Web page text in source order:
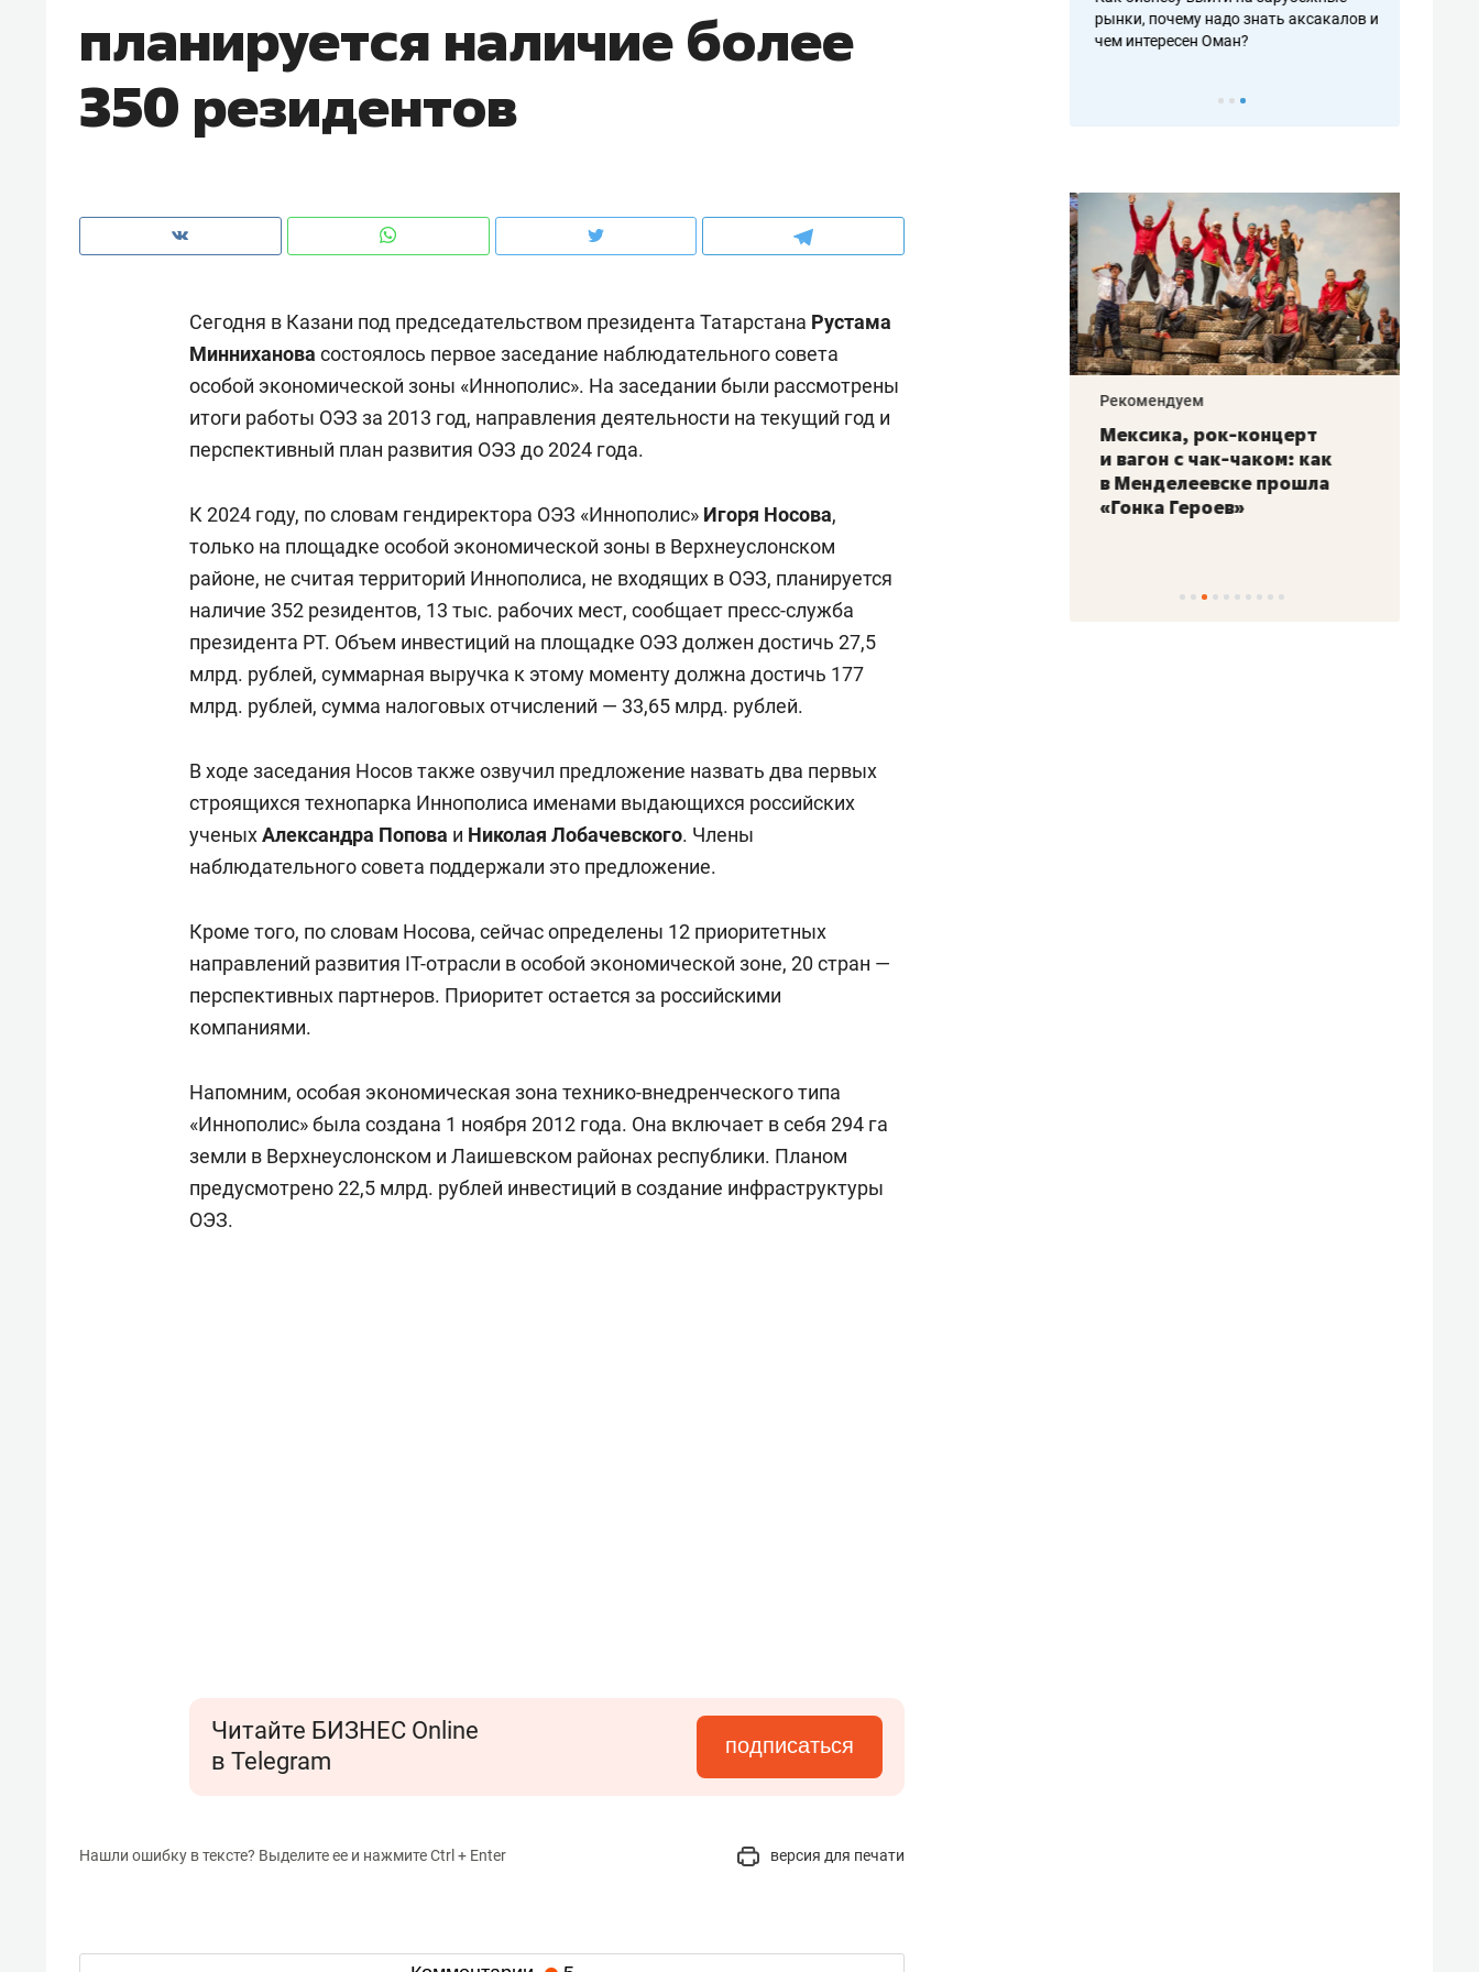
планируется наличие более
350 резидентов
Сегодня в Казани под председательством президента Татарстана Рустама
Минниханова состоялось первое заседание наблюдательного совета
особой экономической зоны «Иннополис». На заседании были рассмотрены
итоги работы ОЭЗ за 2013 год, направления деятельности на текущий год и
перспективный план развития ОЭЗ до 2024 года.
К 2024 году, по словам гендиректора ОЭЗ «Иннополис» Игоря Носова,
только на площадке особой экономической зоны в Верхнеуслонском
районе, не считая территорий Иннополиса, не входящих в ОЭЗ, планируется
наличие 352 резидентов, 13 тыс. рабочих мест, сообщает пресс-служба
президента РТ. Объем инвестиций на площадке ОЭЗ должен достичь 27,5
млрд. рублей, суммарная выручка к этому моменту должна достичь 177
млрд. рублей, сумма налоговых отчислений — 33,65 млрд. рублей.
В ходе заседания Носов также озвучил предложение назвать два первых
строящихся технопарка Иннополиса именами выдающихся российских
ученыхАлександра Попова и Николая Лобачевского. Члены
наблюдательного совета поддержали это предложение.
Кроме того, по словам Носова, сейчас определены 12 приоритетных
направлений развития IT-отрасли в особой экономической зоне, 20 стран —
перспективных партнеров. Приоритет остается за российскими
компаниями.
Напомним, особая экономическая зона технико-внедренческого типа
«Иннополис» была создана 1 ноября 2012 года. Она включает в себя 294 га
земли в Верхнеуслонском и Лаишевском районах республики. Планом
предусмотрено 22,5 млрд. рублей инвестиций в создание инфраструктуры
ОЭЗ.
Читайте БИЗНЕС Online
в Telegram
подписаться
Нашли ошибку в тексте? Выделите ее и нажмите Ctrl + Enter версия для печати
чем интересен Оман?
о трехкратном росте цен, дотошных
клиентах и чудных запросах мастеров налогах и развитии без кредитов
рынки, почему надо знать аксакалов и
чем интересен Оман?
Как ГК «МИР ГРУПП» и ВТБ
создают оазис жилого
150 камер до квартиры и Face
ID вместо ключа: какой будет
Рекомендуем
Опыт выживания в дикой
состоянием как основа
антихрупких команд
Рекомендуем
Мексика, рок-концерт
и вагон с чак-чаком: как
в Менделеевске прошла
«Гонка Героев»